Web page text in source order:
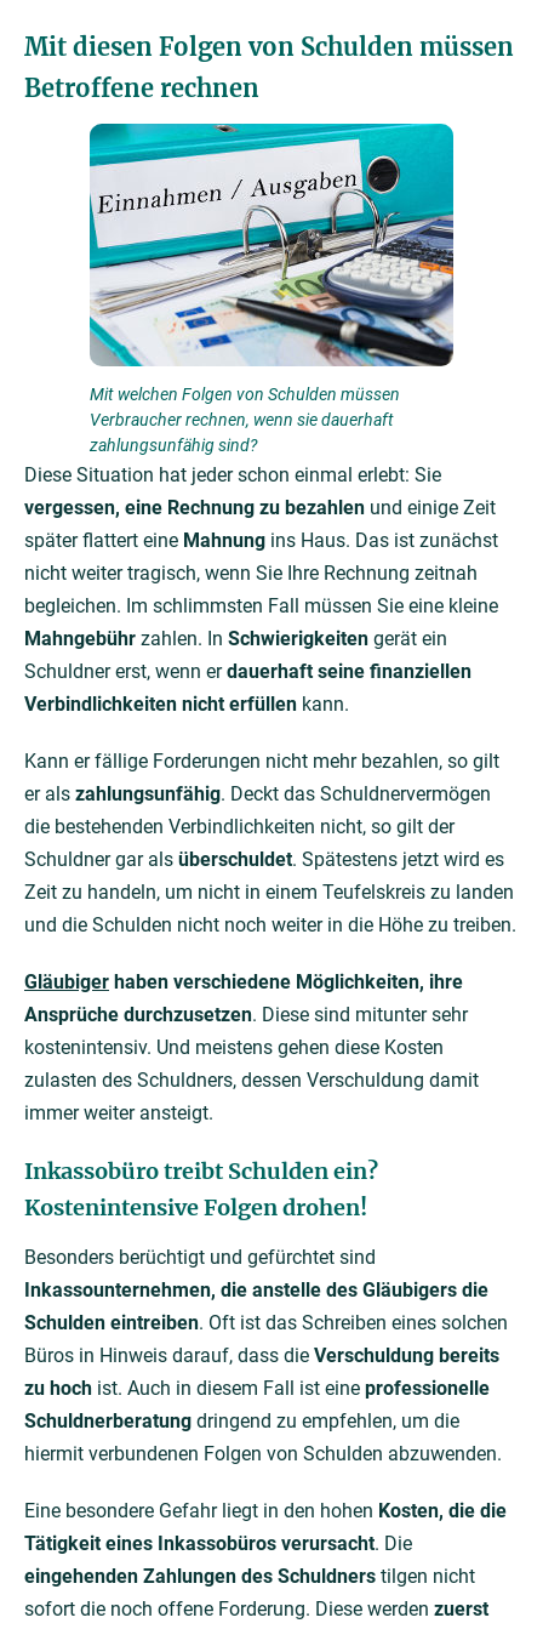
Mit diesen Folgen von Schulden müssen
Betroffene rechnen
Mit welchen Folgen von Schulden müssen
Verbraucher rechnen, wenn sie dauerhaft
zahlungsunfähig sind?
Diese Situation hat jeder schon einmal erlebt: Sie
vergessen, eine Rechnung zu bezahlen und einige Zeit
später flattert eine Mahnung ins Haus. Das ist zunächst
nicht weiter tragisch, wenn Sie Ihre Rechnung zeitnah
begleichen. Im schlimmsten Fall müssen Sie eine kleine
Mahngebühr zahlen. In Schwierigkeiten gerät ein
Schuldner erst, wenn erdauerhaft seine finanziellen
Verbindlichkeiten nicht erfüllen kann.
Kann er fällige Forderungen nicht mehr bezahlen, so gilt
er als zahlungsunfähig. Deckt das Schuldnervermögen
die bestehenden Verbindlichkeiten nicht, so gilt der
Schuldner gar als überschuldet. Spätestens jetzt wird es
Zeit zu handeln, um nicht in einem Teufelskreis zu landen
und die Schulden nicht noch weiter in die Höhe zu treiben.
Gläubiger haben verschiedene Möglichkeiten, ihre
Ansprüche durchzusetzen. Diese sind mitunter sehr
kostenintensiv. Und meistens gehen diese Kosten
zulasten des Schuldners, dessen Verschuldung damit
immer weiter ansteigt.
Inkassobüro treibt Schulden ein?
Kostenintensive Folgen drohen!
Besonders berüchtigt und gefürchtet sind
Inkassounternehmen, die anstelle des Gläubigers die
Schulden eintreiben. Oft ist das Schreiben eines solchen
Büros in Hinweis darauf, dass die Verschuldung bereits
zu hoch ist. Auch in diesem Fall ist eine professionelle
Schuldnerberatung dringend zu empfehlen, um die
hiermit verbundenen Folgen von Schulden abzuwenden.
Eine besondere Gefahr liegt in den hohen Kosten, die die
Tätigkeit eines Inkassobüros verursacht. Die
eingehenden Zahlungen des Schuldners tilgen nicht
sofort die noch offene Forderung. Diese werden zuerst